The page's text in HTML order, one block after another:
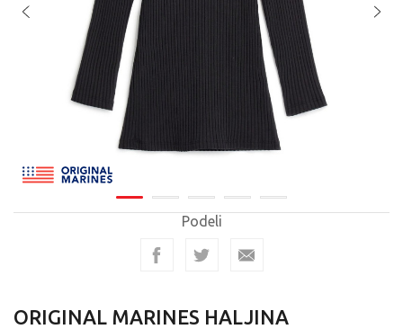
Podeli
ORIGINAL MARINES HALJINA